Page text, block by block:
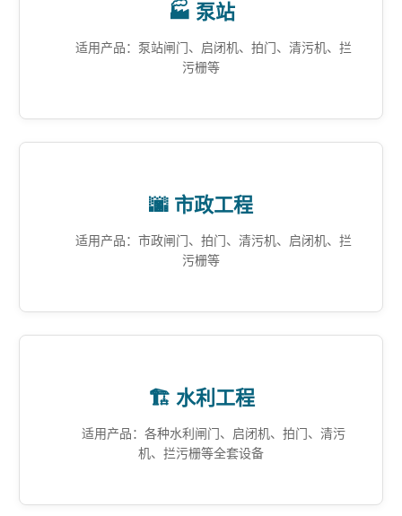
🏭 泵站
适用产品：泵站闸门、启闭机、拍门、清污机、拦
污栅等
🌆 市政工程
适用产品：市政闸门、拍门、清污机、启闭机、拦
污栅等
🏗️ 水利工程
适用产品：各种水利闸门、启闭机、拍门、清污
机、拦污栅等全套设备